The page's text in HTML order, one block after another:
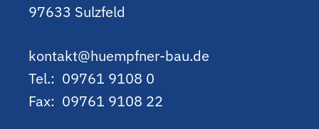
97633 Sulzfeld
kontakt@huempfner-bau.de
Tel.: 09761 9108 0
Fax: 09761 9108 22